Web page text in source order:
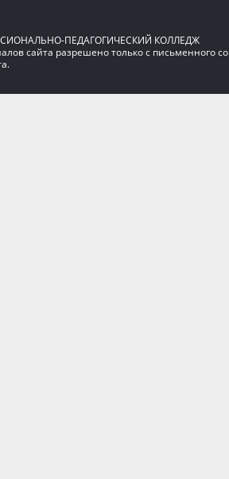
ПЕДАГОГИЧЕСКИЙ КОЛЛЕДЖ
сайта разрешено только с письменного